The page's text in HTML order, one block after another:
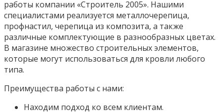
работы компании «Строитель 2005». Нашими
специалистами реализуется металлочерепица,
профнастил, черепица из композита, а также
различные комплектующие в разнообразных цветах.
В магазине множество строительных элементов,
которые могут использоваться для кровли любого
типа.
Преимущества работы с нами:
Находим подход ко всем клиентам.